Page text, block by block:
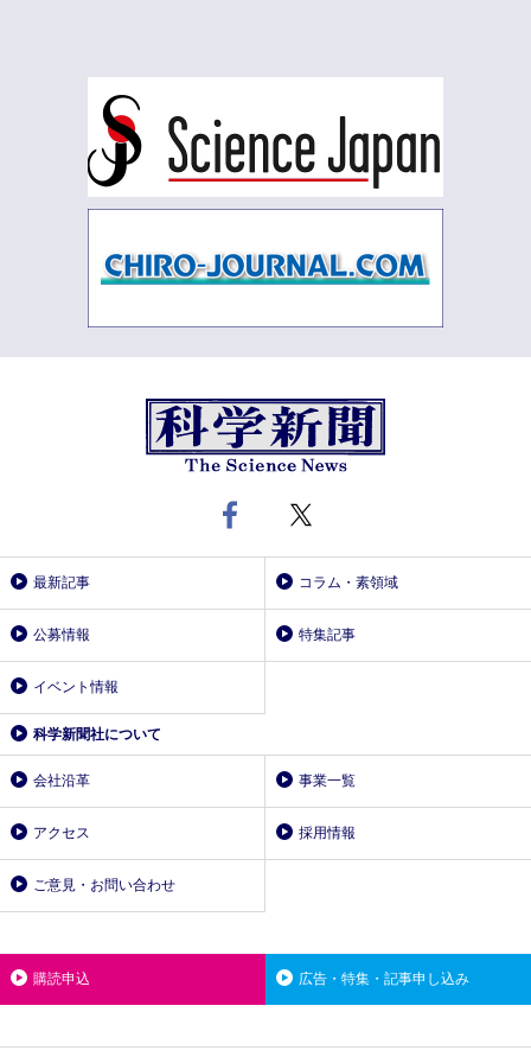
最新記事 コラム・素領域
公募情報 特集記事
イベント情報
科学新聞社について
会社沿革 事業一覧
アクセス 採用情報
ご意見・お問い合わせ
購読申込 広告・特集・記事申し込み